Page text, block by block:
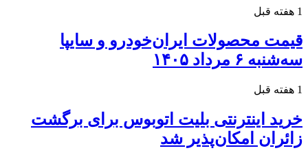
1 هفته قبل
قیمت محصولات ایران‌خودرو و سایپا
سه‌شنبه ۶ مرداد ۱۴۰۵
1 هفته قبل
خرید اینترنتی بلیت اتوبوس برای برگشت
زائران امکان‌پذیر شد